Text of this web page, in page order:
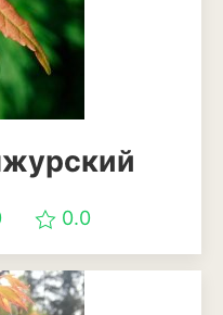
0.0